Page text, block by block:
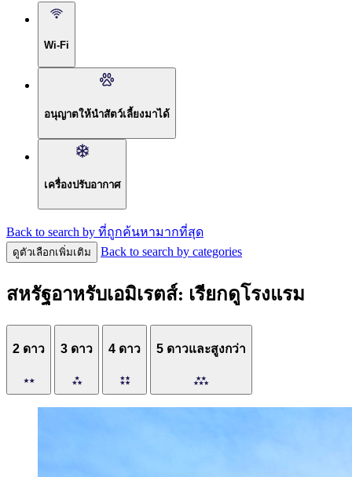
Wi-Fi
อนุญาตให้นำสัตว์เลี้ยงมาได้
เครื่องปรับอากาศ
Back to search by ที่ถูกค้นหามากที่สุด
ดูตัวเลือกเพิ่มเติม Back to search by categories
สหรัฐอาหรับเอมิเรตส์: เรียกดูโรงแรม
2 ดาว 3 ดาว 4 ดาว 5 ดาวและสูงกว่า